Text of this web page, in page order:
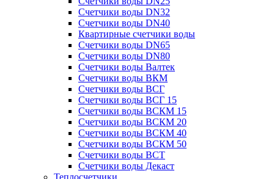
Счетчики воды DN32
Счетчики воды DN40
Квартирные счетчики воды
Счетчики воды DN65
Счетчики воды DN80
Счетчики воды Валтек
Счетчики воды ВКМ
Счетчики воды ВСГ
Счетчики воды ВСГ 15
Счетчики воды ВСКМ 15
Счетчики воды ВСКМ 20
Счетчики воды ВСКМ 40
Счетчики воды ВСКМ 50
Счетчики воды ВСТ
Счетчики воды Декаст
Теплосчетчики